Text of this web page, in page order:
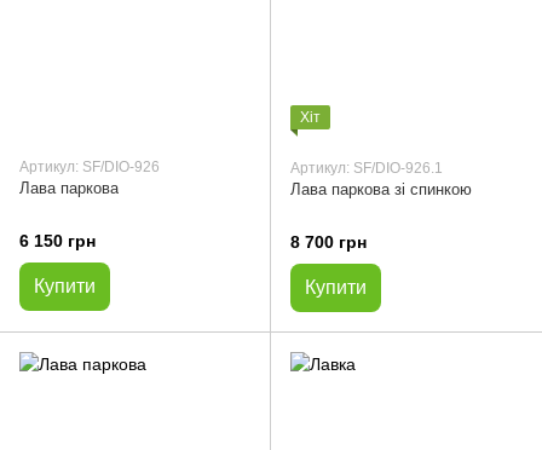
Артикул: SF/DIO-926
Лава паркова
6 150 грн
Купити
Хіт
Артикул: SF/DIO-926.1
Лава паркова зі спинкою
8 700 грн
Купити